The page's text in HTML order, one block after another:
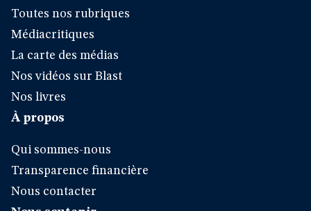
Toutes nos rubriques
Médiacritiques
La carte des médias
Nos vidéos sur Blast
Nos livres
À propos
Qui sommes-nous
Transparence financière
Nous contacter